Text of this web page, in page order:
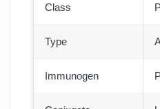
Class
Type
Immunogen